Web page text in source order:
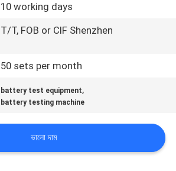
10 working days
T/T, FOB or CIF Shenzhen
50 sets per month
battery test equipment,
battery testing machine
ভালো দাম